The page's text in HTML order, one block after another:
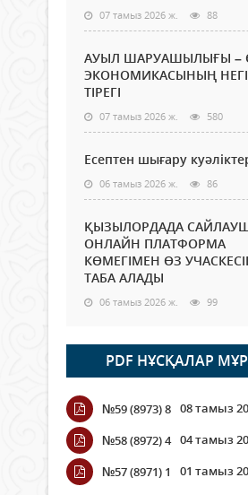
07 тамыз 2026 ж. 88
АУЫЛ ШАРУАШЫЛЫҒЫ –
ЭКОНОМИКАСЫНЫҢ
ТІРЕГІ
07 тамыз 2026 ж. 580
Есептен шығару
06 тамыз 2026 ж. 86
ҚЫЗЫЛОРДАДА
ОНЛАЙН ПЛАТФОРМА
КӨМЕГІМЕН ӨЗ
ТАБА АЛАДЫ
06 тамыз 2026 ж. 99
Open Air: Қызылорда
полиция департаменті 20
мыңнан астам
қауіпсіздігін қамтамасыз
06 тамыз 2026 ж.
Wi-Fi ҚАБЫРҒА АРҚЫЛЫ
ӨТЕДІ?
PDF НҰСҚАЛАР
№59 (8973) 8 08 тамыз
№58 (8972) 4 04 тамыз
№57 (8971) 1
01 тамыз